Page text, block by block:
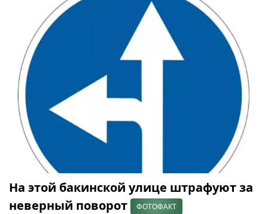
На этой бакинской улице штрафуют за
неверный поворот
ФОТОФАКТ